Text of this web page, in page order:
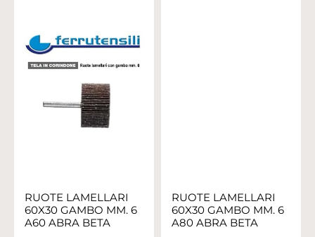
RUOTE LAMELLARI
60X30 GAMBO MM. 6
A60 ABRA BETA
RUOTE LAMELLARI
60X30 GAMBO MM. 6
A80 ABRA BETA